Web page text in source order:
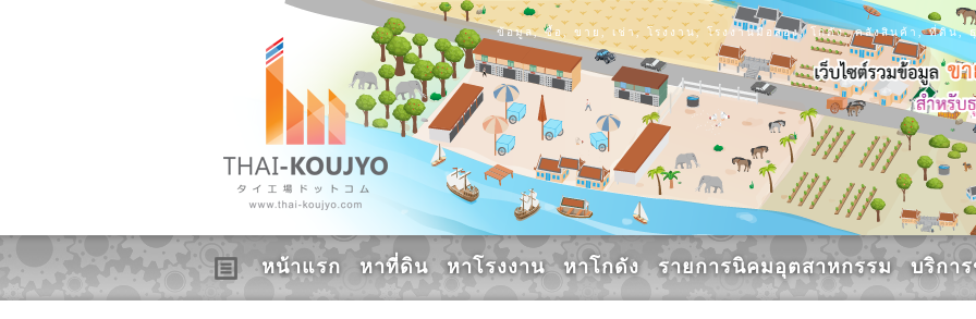
ข้อมูล, ซื้อ, ขาย, เช่า, โรงงาน, โรงงานมือสอง, โกดัง, คลังสินค้า, ที่ดิน,
หน้าแรก หาที่ดิน หาโรงงาน หาโกดัง รายการนิคมอุตสาหกรรม บริการ